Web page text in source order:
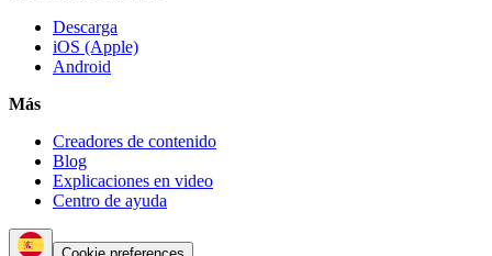
Descarga
iOS (Apple)
Android
Más
Creadores de contenido
Blog
Explicaciones en video
Centro de ayuda
Cookie preferences